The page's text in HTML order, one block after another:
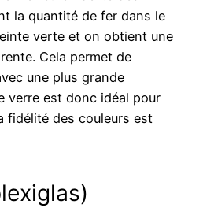
la quantité de fer dans le
verte et on obtient une
Cela permet de
une plus grande
verre est donc idéal pour
fidélité des couleurs est